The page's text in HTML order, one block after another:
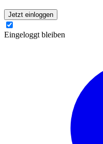
Jetzt einloggen
Eingeloggt bleiben